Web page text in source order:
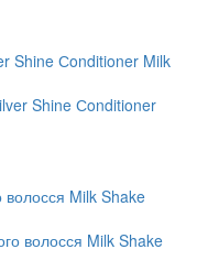
Shine Сonditioner Milk
волосся Milk Shake